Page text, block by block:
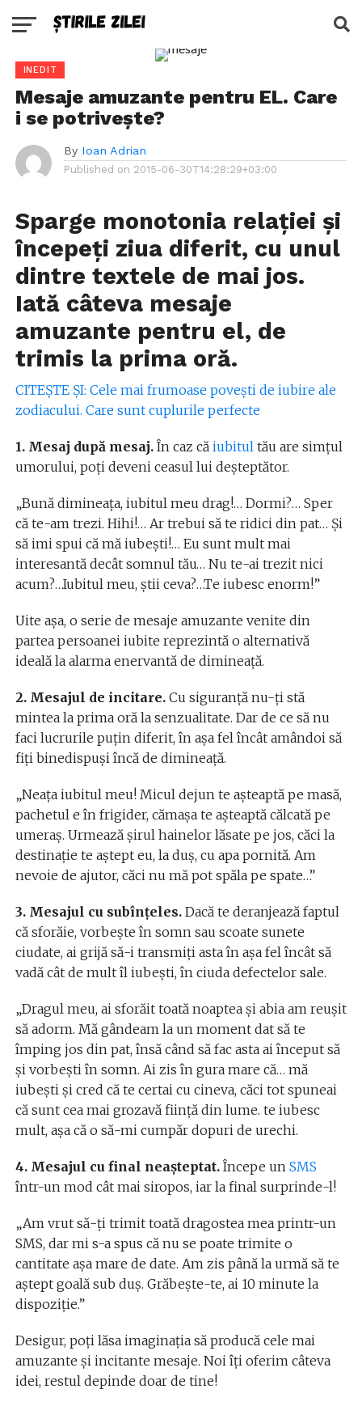
INEDIT
Mesaje amuzante pentru EL. Care
i se potriveşte?
By Ioan Adrian
Published on 2015-06-30T14:28:29+03:00
Sparge monotonia relaţiei şi
începeţi ziua diferit, cu unul
dintre textele de mai jos.
Iată câteva mesaje
amuzante pentru el, de
trimis la prima oră.
CITEŞTE ŞI: Cele mai frumoase povești de iubire ale
zodiacului. Care sunt cuplurile perfecte
1. Mesaj după mesaj.În caz că iubitultău are simţul
umorului, poţi deveni ceasul lui deşteptător.
„Bună dimineața, iubitul meu drag!… Dormi?… Sper
că te-am trezi. Hihi!… Ar trebui să te ridici din pat… Și
să imi spui că mă iubeşti!… Eu sunt mult mai
interesantă decât somnul tău… Nu te-ai trezit nici
acum?…Iubitul meu, ştii ceva?…Te iubesc enorm!”
Uite aşa, o serie de mesaje amuzante venite din
partea persoanei iubite reprezintă o alternativă
ideală la alarma enervantă de dimineaţă.
2. Mesajul de incitare.Cu siguranţă nu-ţi stă
mintea la prima oră la senzualitate. Dar de ce să nu
faci lucrurile puţin diferit, în aşa fel încât amândoi să
fiţi binedispuşi încă de dimineaţă.
„Neaţa iubitul meu! Micul dejun te aşteaptă pe masă,
pachetul e în frigider, cămașa te aşteaptă călcată pe
umeraş. Urmează şirul hainelor lăsate pe jos, căci la
destinaţie te aştept eu, la duş, cu apa pornită. Am
nevoie de ajutor, căci nu mă pot spăla pe spate…”
3. Mesajul cu subînţeles.Dacă te deranjează faptul
că sforăie, vorbeşte în somn sau scoate sunete
ciudate, ai grijă să-i transmiţi asta în aşa fel încât să
vadă cât de mult îl iubeşti, în ciuda defectelor sale.
„Dragul meu, ai sforăit toată noaptea și abia am reuşit
să adorm. Mă gândeam la un moment dat să te
împing jos din pat, însă când să fac asta ai început să
şi vorbeşti în somn. Ai zis în gura mare că… mă
iubeşti şi cred că te certai cu cineva, căci tot spuneai
că sunt cea mai grozavă fiinţă din lume. te iubesc
mult, aşa că o să-mi cumpăr dopuri de urechi.
4. Mesajul cu final neaşteptat.Începe un SMS
într-un mod cât mai siropos, iar la final surprinde-l!
„Am vrut să-ți trimit toată dragostea mea printr-un
SMS, dar mi s-a spus că nu se poate trimite o
cantitate așa mare de date. Am zis până la urmă să te
aştept goală sub duş. Grăbeşte-te, ai 10 minute la
dispoziţie.”
Desigur, poţi lăsa imaginaţia să producă cele mai
amuzante şi incitante mesaje. Noi îţi oferim câteva
idei, restul depinde doar de tine!